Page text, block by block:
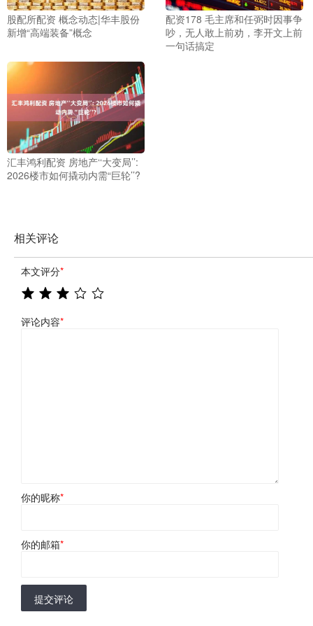
股配所配资 概念动态|华丰股份
新增“高端装备”概念
配资178 毛主席和任弼时因事争
吵，无人敢上前劝，李开文上前
一句话搞定
汇丰鸿利配资 房地产‘‘大变局’’:
2026楼市如何撬动内需“巨轮’’?
相关评论
本文评分*
评论内容*
你的昵称*
你的邮箱*
提交评论